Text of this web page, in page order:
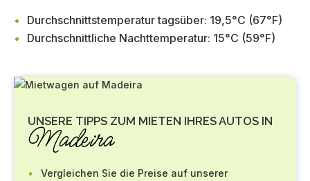
Durchschnittstemperatur tagsüber: 19,5°C (67°F)
Durchschnittliche Nachttemperatur: 15°C (59°F)
UNSERE TIPPS ZUM MIETEN IHRES AUTOS IN
Madeira
Vergleichen Sie die Preise auf unserer